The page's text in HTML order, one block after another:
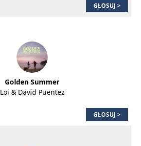
GŁOSUJ >
Golden Summer
Loi & David Puentez
GŁOSUJ >